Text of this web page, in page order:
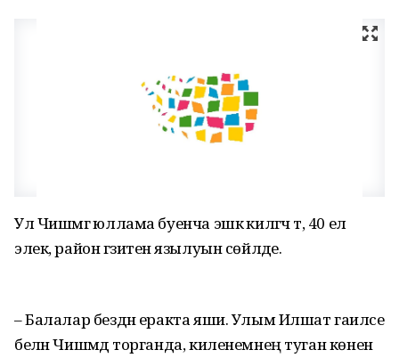
Ул Чишмәгә юллама буенча эшкә килгәч тә, 40 ел
элек, район гәзитенә язылуын сөйләде.
– Балалар бездән еракта яши. Улым Илшат гаиләсе
белән Чишмәдә торганда, киленемнең туган көненә